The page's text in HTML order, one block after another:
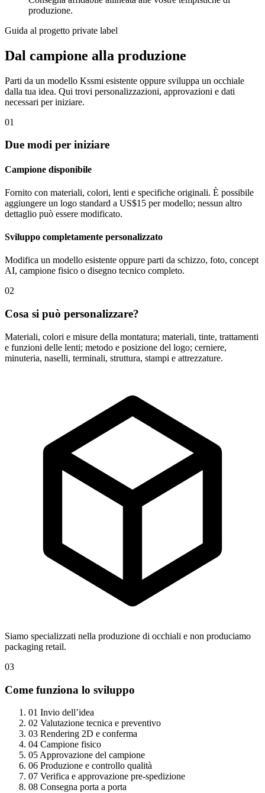
produzione.
Guida al progetto private label
Dal campione alla produzione
Parti da un modello Kssmi esistente oppure sviluppa un occhiale
dalla tua idea. Qui trovi personalizzazioni, approvazioni e dati
necessari per iniziare.
01
Due modi per iniziare
Campione disponibile
Fornito con materiali, colori, lenti e specifiche originali. È possibile
aggiungere un logo standard a US$15 per modello; nessun altro
dettaglio può essere modificato.
Sviluppo completamente personalizzato
Modifica un modello esistente oppure parti da schizzo, foto, concept
AI, campione fisico o disegno tecnico completo.
02
Cosa si può personalizzare?
Materiali, colori e misure della montatura; materiali, tinte, trattamenti
e funzioni delle lenti; metodo e posizione del logo; cerniere,
minuteria, naselli, terminali, struttura, stampi e attrezzature.
Siamo specializzati nella produzione di occhiali e non produciamo
packaging retail.
03
Come funziona lo sviluppo
01 Invio dell’idea
02 Valutazione tecnica e preventivo
03 Rendering 2D e conferma
04 Campione fisico
05 Approvazione del campione
06 Produzione e controllo qualità
07 Verifica e approvazione pre-spedizione
08 Consegna porta a porta